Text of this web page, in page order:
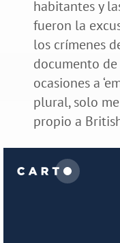
habitantes y
fueron la
los crímenes
documento de
ocasiones a
plural, solo
propio a